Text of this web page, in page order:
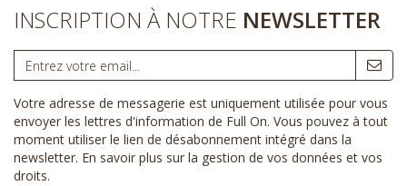
INSCRIPTION À NOTRE NEWSLETTER
Votre adresse de messagerie est uniquement utilisée pour vous
envoyer les lettres d'information de Full On. Vous pouvez à tout
moment utiliser le lien de désabonnement intégré dans la
newsletter. En savoir plus sur la gestion de vos données et vos
droits.